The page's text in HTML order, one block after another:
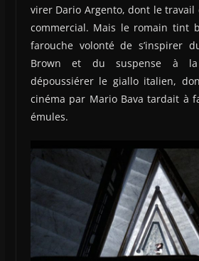
virer Dario Argento, dont le
commercial. Mais le romain tint
farouche volonté de s’inspirer
Brown et du suspense à la
dépoussiérer le giallo italien,
cinéma par Mario Bava tardait à
émules.